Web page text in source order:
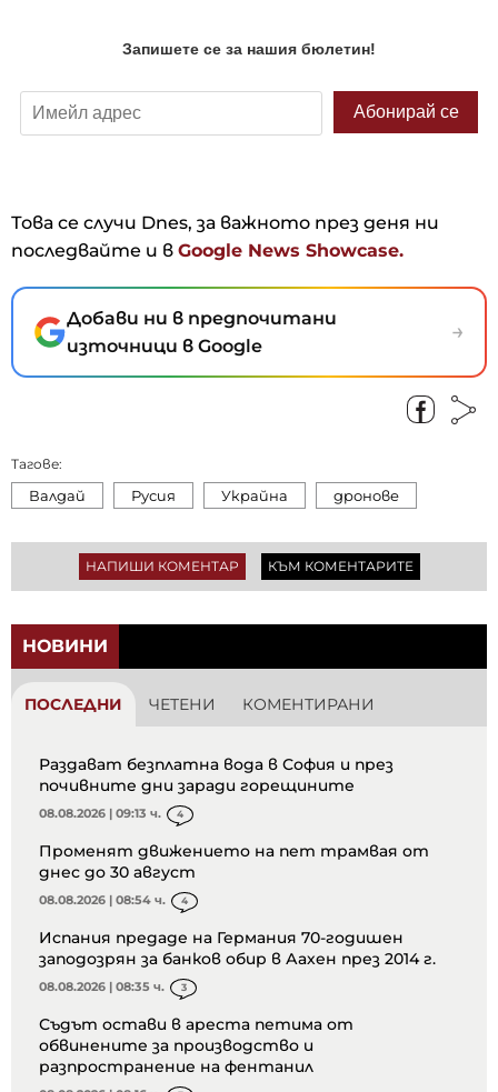
Това се случи Dnes, за важното през деня ни
последвайте и в Google News Showcase.
Добави ни в предпочитани
източници в Google
→
Тагове:
Валдай Русия Украйна дронове
НАПИШИ КОМЕНТАР КЪМ КОМЕНТАРИТЕ
НОВИНИ
ПОСЛЕДНИ ЧЕТЕНИ КОМЕНТИРАНИ
Раздават безплатна вода в София и през
почивните дни заради горещините
08.08.2026 | 09:13 ч. 4
Променят движението на пет трамвая от
днес до 30 август
08.08.2026 | 08:54 ч. 4
Испания предаде на Германия 70-годишен
заподозрян за банков обир в Аахен през 2014 г.
08.08.2026 | 08:35 ч. 3
Съдът остави в ареста петима от
обвинените за производство и
разпространение на фентанил